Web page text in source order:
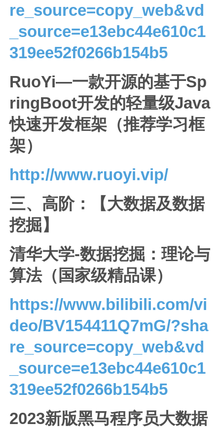
re_source=copy_web&vd
_source=e13ebc44e610c1
319ee52f0266b154b5
RuoYi—一款开源的基于Sp
ringBoot开发的轻量级Java
快速开发框架（推荐学习框
架）
http://www.ruoyi.vip/
三、高阶：【大数据及数据
挖掘】
清华大学-数据挖掘：理论与
算法（国家级精品课）
https://www.bilibili.com/vi
deo/BV154411Q7mG/?sha
re_source=copy_web&vd
_source=e13ebc44e610c1
319ee52f0266b154b5
2023新版黑马程序员大数据